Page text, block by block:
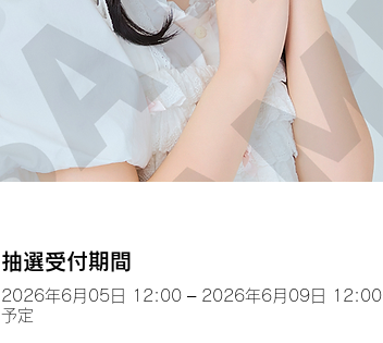
抽選受付期間
2026年6月05日 12:00 – 2026年6月09日 12:00
予定